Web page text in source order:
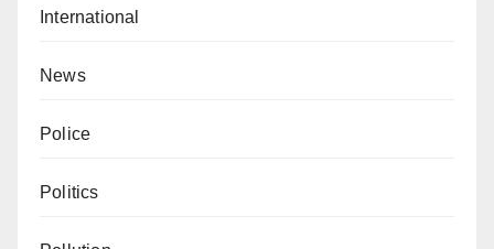
International
News
Police
Politics